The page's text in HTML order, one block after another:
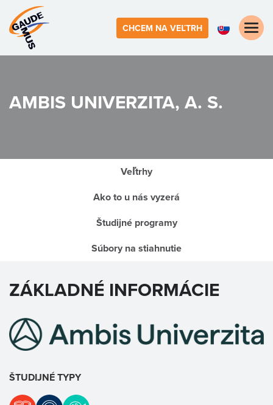
CHCEM NA VEĽTRH
Toggle
AMBIS UNIVERZITA, A. S.
Veľtrhy
Ako to u nás vyzerá
Študijné programy
Súbory na stiahnutie
ZÁKLADNÉ INFORMÁCIE
ŠTUDIJNÉ TYPY